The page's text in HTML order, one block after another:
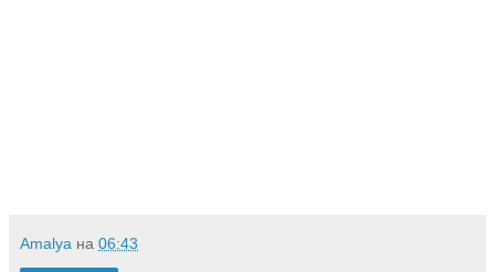
Amalya на 06:43